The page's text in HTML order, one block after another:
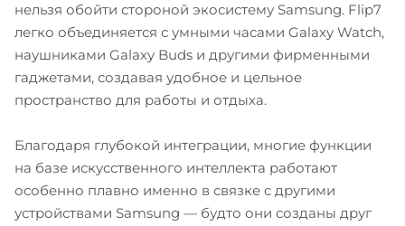
нельзя обойти стороной экосистему Samsung. Flip7
легко объединяется с умными часами Galaxy Watch,
наушниками Galaxy Buds и другими фирменными
гаджетами, создавая удобное и цельное
пространство для работы и отдыха.
Благодаря глубокой интеграции, многие функции
на базе искусственного интеллекта работают
особенно плавно именно в связке с другими
устройствами Samsung — будто они созданы друг